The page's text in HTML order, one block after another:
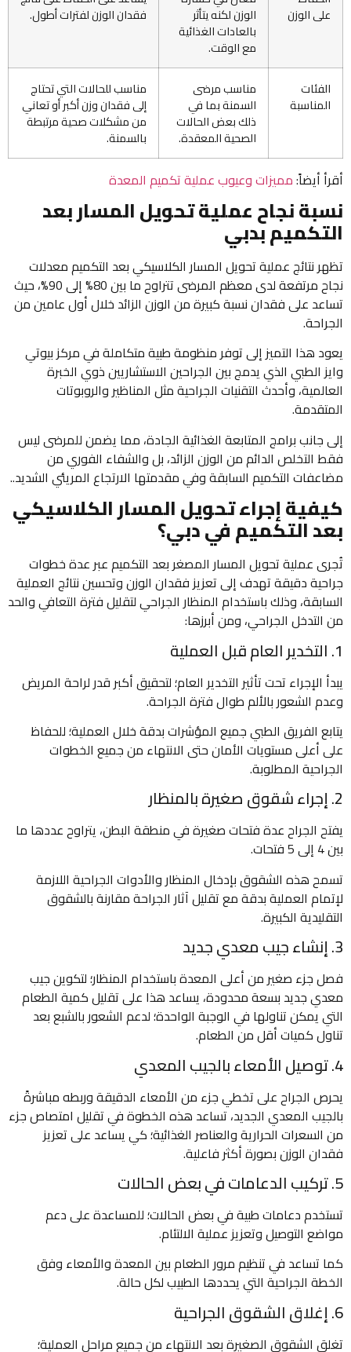
على الوزن الوزن لكنه يتأثر
بالعادات الغذائية
مع الوقت.
فقدان الوزن لفترات أطول.
الفئات
المناسبة
مناسب مرضى
السمنة بما في
ذلك بعض الحالات
الصحية المعقدة.
مناسب للحالات التي تحتاج
إلى فقدان وزن أكبر أو تعاني
من مشكلات صحية مرتبطة
بالسمنة.
أقرأ أيضاً:مميزات وعيوب عملية تكميم المعدة
نسبة نجاح عملية تحويل المسار بعد
التكميم بدبي
تظهر نتائج عملية تحويل المسار الكلاسيكي بعد التكميم معدلات
نجاح مرتفعة لدى معظم المرضى تتراوح ما بين 80% إلى 90%، حيث
تساعد على فقدان نسبة كبيرة من الوزن الزائد خلال أول عامين من
الجراحة.
يعود هذا التميز إلى توفر منظومة طبية متكاملة في مركز بيوتي
وايز الطبي الذي يدمج بين الجراحين الاستشاريين ذوي الخبرة
العالمية، وأحدث التقنيات الجراحية مثل المناظير والروبوتات
المتقدمة.
إلى جانب برامج المتابعة الغذائية الجادة، مما يضمن للمرضى ليس
فقط التخلص الدائم من الوزن الزائد، بل والشفاء الفوري من
مضاعفات التكميم السابقة وفي مقدمتها الارتجاع المريئي الشديد..
كيفية إجراء تحويل المسار الكلاسيكي
بعد التكميم في دبي؟
تُجرى عملية تحويل المسار المصغر بعد التكميم عبر عدة خطوات
جراحية دقيقة تهدف إلى تعزيز فقدان الوزن وتحسين نتائج العملية
السابقة، وذلك باستخدام المنظار الجراحي لتقليل فترة التعافي والحد
من التدخل الجراحي، ومن أبرزها:
1. التخدير العام قبل العملية
يبدأ الإجراء تحت تأثير التخدير العام؛ لتحقيق أكبر قدر لراحة المريض
وعدم الشعور بالألم طوال فترة الجراحة.
يتابع الفريق الطبي جميع المؤشرات بدقة خلال العملية؛ للحفاظ
على أعلى مستويات الأمان حتى الانتهاء من جميع الخطوات
الجراحية المطلوبة.
2. إجراء شقوق صغيرة بالمنظار
يفتح الجراح عدة فتحات صغيرة في منطقة البطن، يتراوح عددها ما
بين 4 إلى 5 فتحات.
تسمح هذه الشقوق بإدخال المنظار والأدوات الجراحية اللازمة
لإتمام العملية بدقة مع تقليل آثار الجراحة مقارنة بالشقوق
التقليدية الكبيرة.
3. إنشاء جيب معدي جديد
فصل جزء صغير من أعلى المعدة باستخدام المنظار؛ لتكوين جيب
معدي جديد بسعة محدودة، يساعد هذا على تقليل كمية الطعام
التي يمكن تناولها في الوجبة الواحدة؛ لدعم الشعور بالشبع بعد
تناول كميات أقل من الطعام.
4. توصيل الأمعاء بالجيب المعدي
يحرص الجراح على تخطي جزء من الأمعاء الدقيقة وربطه مباشرةً
بالجيب المعدي الجديد، تساعد هذه الخطوة في تقليل امتصاص جزء
من السعرات الحرارية والعناصر الغذائية؛ كي يساعد على تعزيز
فقدان الوزن بصورة أكثر فاعلية.
5. تركيب الدعامات في بعض الحالات
تستخدم دعامات طبية في بعض الحالات؛ للمساعدة على دعم
مواضع التوصيل وتعزيز عملية الالتئام.
كما تساعد في تنظيم مرور الطعام بين المعدة والأمعاء وفق
الخطة الجراحية التي يحددها الطبيب لكل حالة.
6. إغلاق الشقوق الجراحية
تغلق الشقوق الصغيرة بعد الانتهاء من جميع مراحل العملية؛